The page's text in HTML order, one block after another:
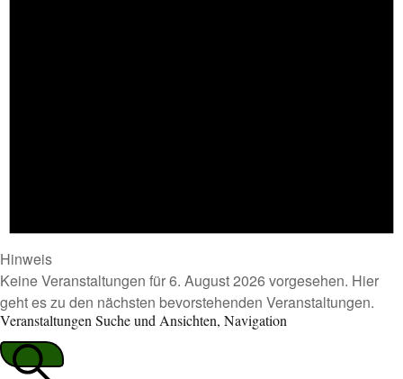
Hinweis
Keine Veranstaltungen für 6. August 2026 vorgesehen. Hier
geht es zu den nächsten bevorstehenden Veranstaltungen.
Veranstaltungen Suche und Ansichten, Navigation